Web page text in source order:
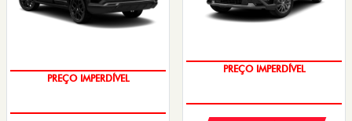
OPORTUNIDADE
OPORTUNIDADE